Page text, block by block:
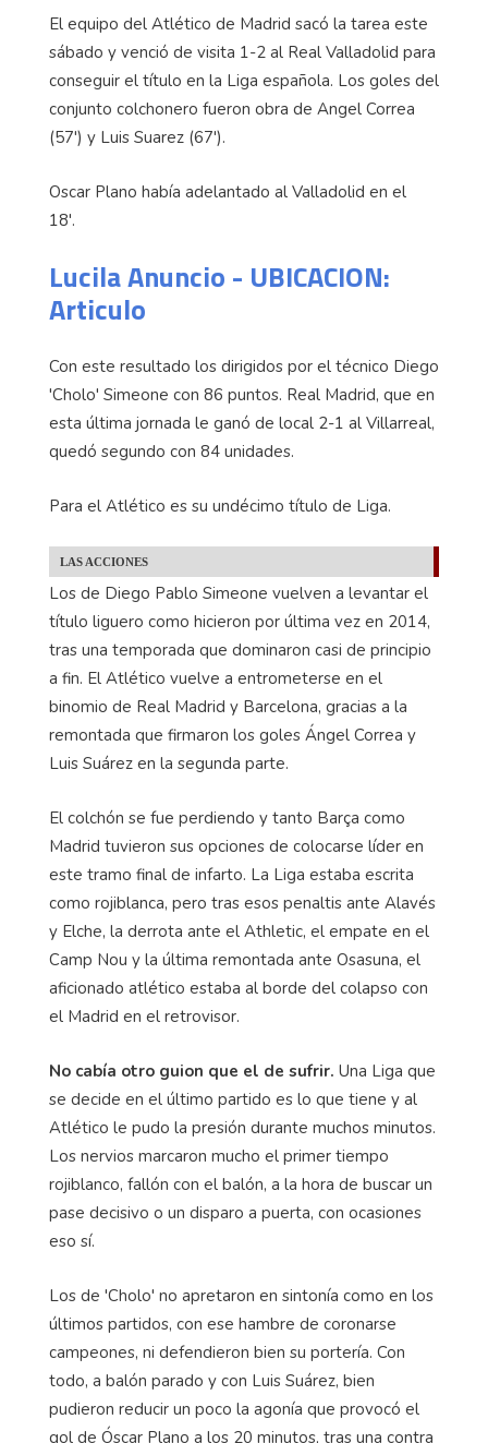
El equipo del Atlético de Madrid sacó la tarea este
sábado y venció de visita 1-2 al Real Valladolid para
conseguir el título en la Liga española. Los goles del
conjunto colchonero fueron obra de Angel Correa
(57') y Luis Suarez (67').
Oscar Plano había adelantado al Valladolid en el
18'.
Lucila Anuncio - UBICACION:
Articulo
Con este resultado los dirigidos por el técnico Diego
'Cholo' Simeone con 86 puntos. Real Madrid, que en
esta última jornada le ganó de local 2-1 al Villarreal,
quedó segundo con 84 unidades.
Para el Atlético es su undécimo título de Liga.
LAS ACCIONES
Los de Diego Pablo Simeone vuelven a levantar el
título liguero como hicieron por última vez en 2014,
tras una temporada que dominaron casi de principio
a fin. El Atlético vuelve a entrometerse en el
binomio de Real Madrid y Barcelona, gracias a la
remontada que firmaron los goles Ángel Correa y
Luis Suárez en la segunda parte.
El colchón se fue perdiendo y tanto Barça como
Madrid tuvieron sus opciones de colocarse líder en
este tramo final de infarto. La Liga estaba escrita
como rojiblanca, pero tras esos penaltis ante Alavés
y Elche, la derrota ante el Athletic, el empate en el
Camp Nou y la última remontada ante Osasuna, el
aficionado atlético estaba al borde del colapso con
el Madrid en el retrovisor.
No cabía otro guion que el de sufrir. Una Liga que
se decide en el último partido es lo que tiene y al
Atlético le pudo la presión durante muchos minutos.
Los nervios marcaron mucho el primer tiempo
rojiblanco, fallón con el balón, a la hora de buscar un
pase decisivo o un disparo a puerta, con ocasiones
eso sí.
Los de 'Cholo' no apretaron en sintonía como en los
últimos partidos, con ese hambre de coronarse
campeones, ni defendieron bien su portería. Con
todo, a balón parado y con Luis Suárez, bien
pudieron reducir un poco la agonía que provocó el
gol de Óscar Plano a los 20 minutos, tras una contra